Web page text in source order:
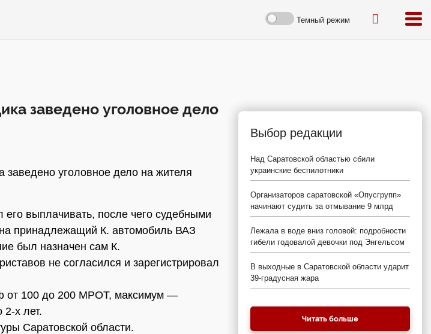
Темный режим
заведено уголовное дело
заведено уголовное дело на жителя
его выплачивать, после чего судебными
принадлежащий К. автомобиль ВАЗ
был назначен сам К.
не согласился и зарегистрировал
от 100 до 200 МРОТ, максимум —
х лет.
Саратовской области.
Выбор редакции
Над Саратовской областью сбили
украинские беспилотники
Организаторов саратовской «Опусгрупп»
начинают судить за отмывание 9 млрд
Лежала в воде вниз головой: подробности
гибели годовалой девочки под Энгельсом
В выходные в Саратовской области ударит
39-градусная жара
Читать больше